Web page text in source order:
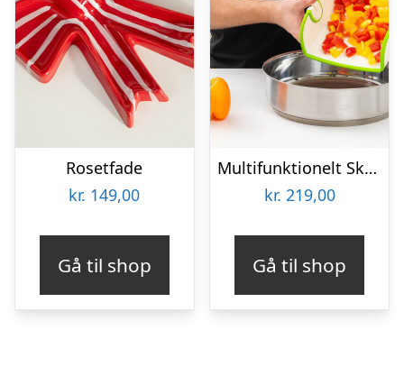
Rosetfade
kr. 149,00
Gå til shop
Multifunktionelt Skærebræt – KitchPro
kr. 219,00
Gå til shop